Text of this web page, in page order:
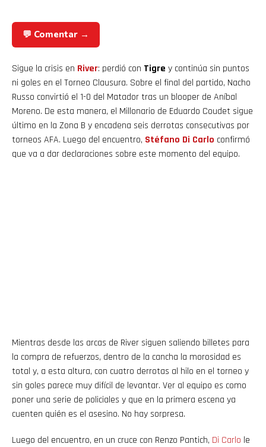
💬 Comentar →
Sigue la crisis en River: perdió con Tigre y continúa sin puntos
ni goles en el Torneo Clausura. Sobre el final del partido, Nacho
Russo convirtió el 1-0 del Matador tras un blooper de Aníbal
Moreno. De esta manera, el Millonario de Eduardo Coudet sigue
último en la Zona B y encadena seis derrotas consecutivas por
torneos AFA. Luego del encuentro, Stéfano Di Carlo confirmó
que va a dar declaraciones sobre este momento del equipo.
Mientras desde las arcas de River siguen saliendo billetes para
la compra de refuerzos, dentro de la cancha la morosidad es
total y, a esta altura, con cuatro derrotas al hilo en el torneo y
sin goles parece muy difícil de levantar. Ver al equipo es como
poner una serie de policiales y que en la primera escena ya
cuenten quién es el asesino. No hay sorpresa.
Luego del encuentro, en un cruce con Renzo Pantich, Di Carlo le